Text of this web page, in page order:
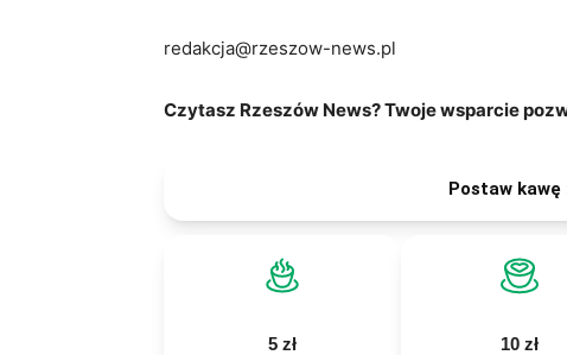
redakcja@rzeszow-news.pl
Czytasz Rzeszów News? Twoje wsparcie
Postaw kawę
5 zł 10 zł